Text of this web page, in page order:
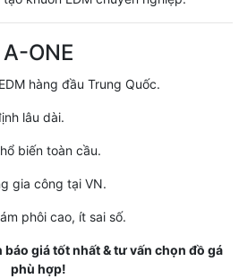
A-ONE
hàng đầu Trung Quốc.
lâu dài.
biến toàn cầu.
gia công tại VN.
phôi cao, ít sai số.
báo giá tốt nhất & tư vấn chọn đồ gá
phù hợp!